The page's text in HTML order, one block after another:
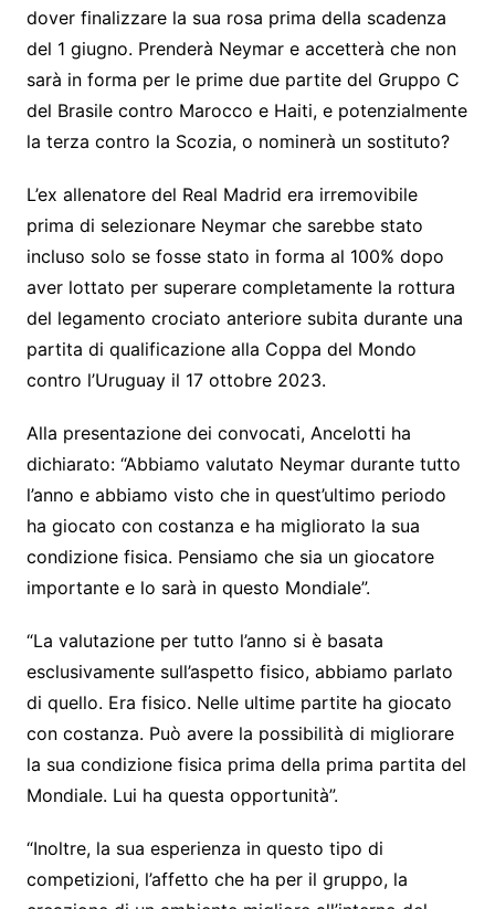
dover finalizzare la sua rosa prima della scadenza
del 1 giugno. Prenderà Neymar e accetterà che non
sarà in forma per le prime due partite del Gruppo C
del Brasile contro Marocco e Haiti, e potenzialmente
la terza contro la Scozia, o nominerà un sostituto?
L’ex allenatore del Real Madrid era irremovibile
prima di selezionare Neymar che sarebbe stato
incluso solo se fosse stato in forma al 100% dopo
aver lottato per superare completamente la rottura
del legamento crociato anteriore subita durante una
partita di qualificazione alla Coppa del Mondo
contro l’Uruguay il 17 ottobre 2023.
Alla presentazione dei convocati, Ancelotti ha
dichiarato: “Abbiamo valutato Neymar durante tutto
l’anno e abbiamo visto che in quest’ultimo periodo
ha giocato con costanza e ha migliorato la sua
condizione fisica. Pensiamo che sia un giocatore
importante e lo sarà in questo Mondiale”.
“La valutazione per tutto l’anno si è basata
esclusivamente sull’aspetto fisico, abbiamo parlato
di quello. Era fisico. Nelle ultime partite ha giocato
con costanza. Può avere la possibilità di migliorare
la sua condizione fisica prima della prima partita del
Mondiale. Lui ha questa opportunità”.
“Inoltre, la sua esperienza in questo tipo di
competizioni, l’affetto che ha per il gruppo, la